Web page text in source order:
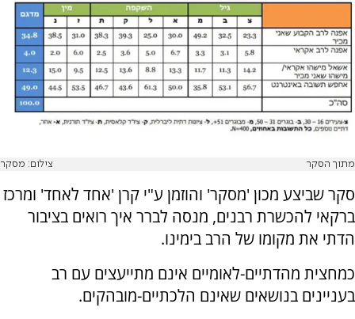
מתוך הסקר צילום: מסקר
סקר שביצע מכון 'מסקר' והוזמן ע"י קרן 'אחד לאחד' ומרכז
ברקאי להכשרת רבנים, מנסה לברר איך רואים בציבור
הדתי את מקומו של הרב בימינו.
כמחצית מהדתיים-לאומיים אינם מתייעצים עם רב
בעניינים בנושאים שאינם הלכתיים-מובהקים.